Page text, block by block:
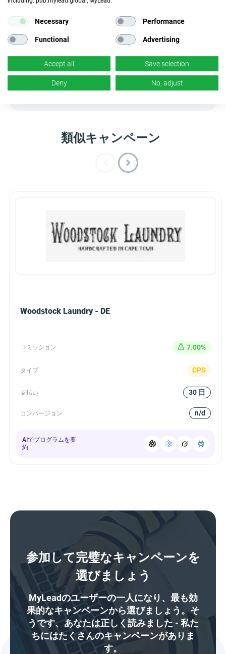
バナー
× ✓はい
いいえ
ン
×いいえ
類似キャンペーン
Woodstock Laundry - DE
コミッション 7.00%
タイプ CPS
支払い 30 日
コンバージョン n/d
AIでプログラムを要
約
参加して完璧なキャンペーンを
選びましょう
MyLeadのユーザーの一人になり、最も効
果的なキャンペーンから選びましょう。そ
うです、あなたは正しく読みました - 私た
ちにはたくさんのキャンペーンがありま
す。
Necessary Performance
Functional Advertising
Accept all Save selection
Deny No, adjust